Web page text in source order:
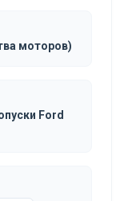
моторов)
Ford